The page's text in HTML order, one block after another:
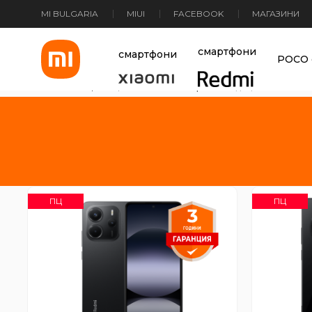
MI BULGARIA MIUI FACEBOOK МАГАЗИНИ
смартфони смартфони
Xiaomi Bulgaria
Основна страница > За малки и пораснали деца
ПЦ ПЦ